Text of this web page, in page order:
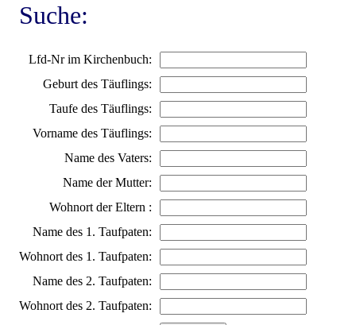
Suche:
Lfd-Nr im Kirchenbuch:
Geburt des Täuflings:
Taufe des Täuflings:
Vorname des Täuflings:
Name des Vaters:
Name der Mutter:
Wohnort der Eltern :
Name des 1. Taufpaten:
Wohnort des 1. Taufpaten:
Name des 2. Taufpaten:
Wohnort des 2. Taufpaten: